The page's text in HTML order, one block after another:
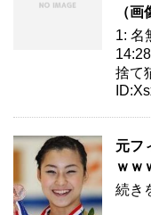
（画
1: 名
捨て
元フ
ｗｗ
続き